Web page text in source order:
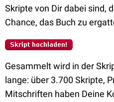
Skripte von Dir dabei sind,
Chance, das Buch zu
Gesammelt wird in der
lange: über 3.700 Skripte,
Mitschriften haben Deine